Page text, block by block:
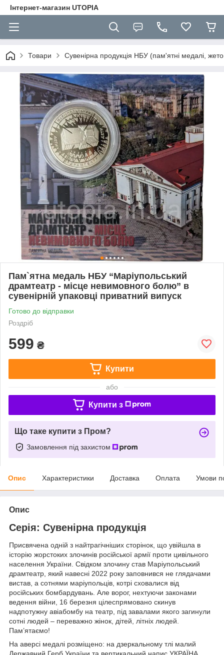
Інтернет-магазин UTOPIA
Товари Сувенірна продукція НБУ (пам'ятні медалі,
Пам`ятна медаль НБУ “Маріупольський
драмтеатр - місце невимовного болю” в
сувенірній упаковці приватний випуск
Готово до відправки
Роздріб
599 ₴
Купити
або
Купити з
Що таке купити з Пром?
Замовлення під захистом
Опис Характеристики Доставка Оплата Умови
Опис
Серія: Сувенірна продукція
Присвячена одній з найтрагічніших сторінок, що увійшла в
історію жорстоких злочинів російської армії проти цивільного
населення України. Свідком злочину став Маріупольський
драмтеатр, який навесні 2022 року заповнився не глядачами
вистав, а сотнями маріупольців, котрі сховалися від
російських бомбардувань. Але ворог, нехтуючи законами
ведення війни, 16 березня цілеспрямовано скинув
надпотужну авіабомбу на театр, під завалами якого загинули
сотні людей – переважно жінок, дітей, літніх людей.
Пам’ятаємо!
На аверсі медалі розміщено: на дзеркальному тлі малий